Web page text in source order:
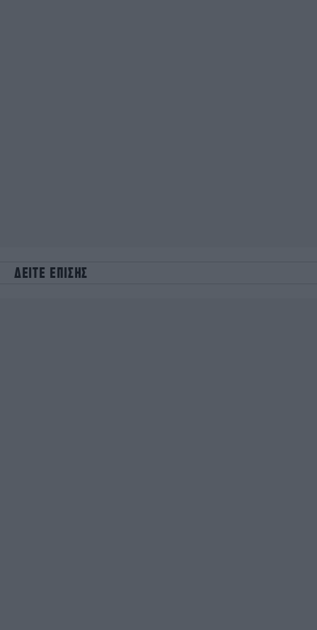
ΔΕΙΤΕ ΕΠΙΣΗΣ